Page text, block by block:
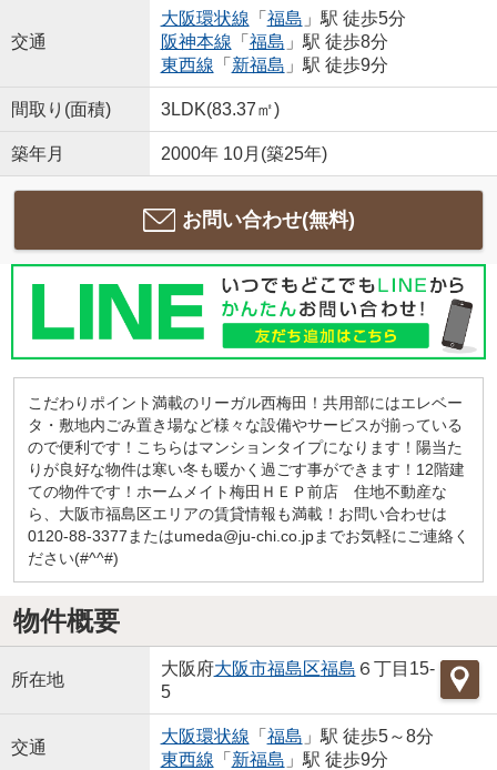
交通
大阪環状線 「 福島 」駅 徒歩5分
阪神本線 「 福島 」駅 徒歩8分
東西線 「 新福島 」駅 徒歩9分
間取り(面積) 3LDK(83.37㎡)
築年月 2000年 10月(築25年)
お問い合わせ(無料)
こだわりポイント満載のリーガル西梅田！共用部にはエレベー
タ・敷地内ごみ置き場など様々な設備やサービスが揃っている
ので便利です！こちらはマンションタイプになります！陽当た
りが良好な物件は寒い冬も暖かく過ごす事ができます！12階建
ての物件です！ホームメイト梅田ＨＥＰ前店 住地不動産な
ら、大阪市福島区エリアの賃貸情報も満載！お問い合わせは
0120-88-3377またはumeda@ju-chi.co.jpまでお気軽にご連絡く
ださい(#^^#)
物件概要
所在地
大阪府大阪市福島区福島 ６丁目15-
5
交通
大阪環状線 「 福島 」駅 徒歩5～8分
東西線 「 新福島 」駅 徒歩9分